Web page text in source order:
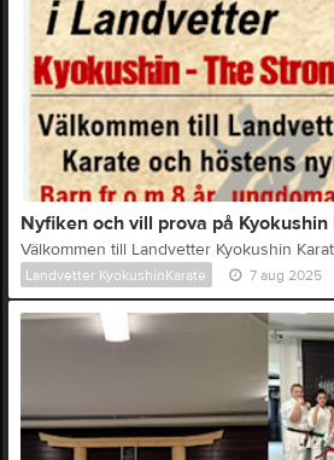
Nyfiken och vill prova på Kyokushin
Landvetter KyokushinKarate 7 aug 2025